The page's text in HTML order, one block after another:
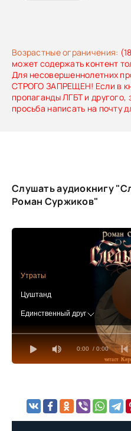
Возрастные ограничения:
может содержать контент
Для несовершеннолетних
СТРОГО ЗАПРЕЩЕН! Если в
пропаганды ЛГБТ и другого,
просьба написать на почту
Слушать аудиокнигу
Роман Суржиков"
0:00 / 0:00
Утраты
Цуштанд
Единственный друг
Условия договора
Антагонист
Позвольте предложить решение